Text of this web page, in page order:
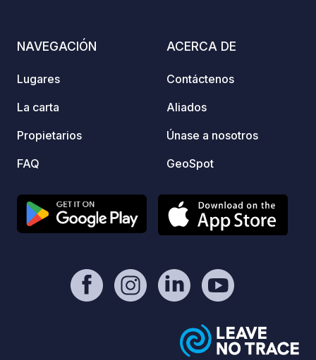
NAVEGACIÓN
Lugares
La carta
Propietarios
FAQ
ACERCA DE
Contáctenos
Aliados
Únase a nosotros
GeoSpot